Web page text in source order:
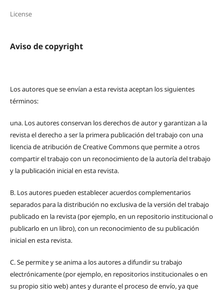
License
Aviso de copyright
Los autores que se envían a esta revista aceptan los siguientes
términos:
una. Los autores conservan los derechos de autor y garantizan a la
revista el derecho a ser la primera publicación del trabajo con una
licencia de atribución de Creative Commons que permite a otros
compartir el trabajo con un reconocimiento de la autoría del trabajo
y la publicación inicial en esta revista.
B. Los autores pueden establecer acuerdos complementarios
separados para la distribución no exclusiva de la versión del trabajo
publicado en la revista (por ejemplo, en un repositorio institucional o
publicarlo en un libro), con un reconocimiento de su publicación
inicial en esta revista.
C.Se permite y se anima a los autores a difundir su trabajo
electrónicamente (por ejemplo, en repositorios institucionales o en
su propio sitio web) antes y durante el proceso de envío, ya que